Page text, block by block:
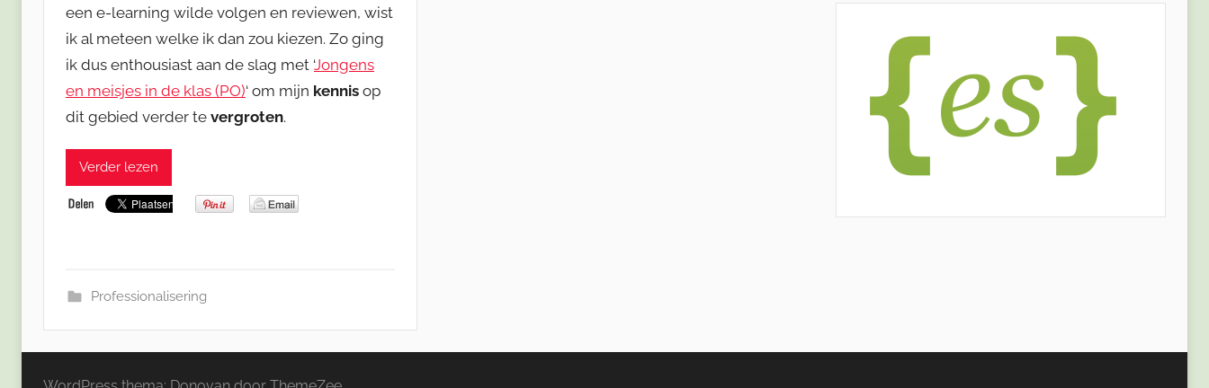
een e-learning wilde volgen en reviewen, wist
ik al meteen welke ik dan zou kiezen. Zo ging
ik dus enthousiast aan de slag met ‘ Jongens
en meisjes in de klas (PO)‘ om mijn kennis op
dit gebied verder te vergroten.
Verder lezen
Professionalisering